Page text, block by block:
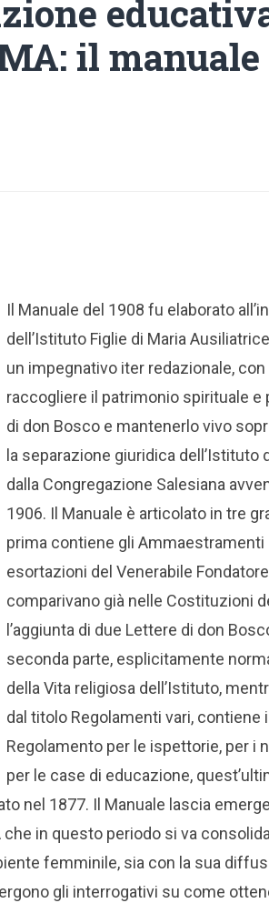
il manuale
Il Manuale del 1908 fu elaborato
dell’Istituto Figlie di Maria
un impegnativo iter redazionale,
raccogliere il patrimonio spirituale e
di don Bosco e mantenerlo vivo
la separazione giuridica dell’Istituto
dalla Congregazione Salesiana
1906. Il Manuale è articolato in tre
prima contiene gli Ammaestramenti
esortazioni del Venerabile
comparivano già nelle Costituzioni
l’aggiunta di due Lettere di don
seconda parte, esplicitamente
della Vita religiosa dell’Istituto,
dal titolo Regolamenti vari, contiene il
Regolamento per le ispettorie, per i
per le case di educazione,
nel 1877. Il Manuale lascia
in questo periodo si va
femminile, sia con la sua
gli interrogativi su come